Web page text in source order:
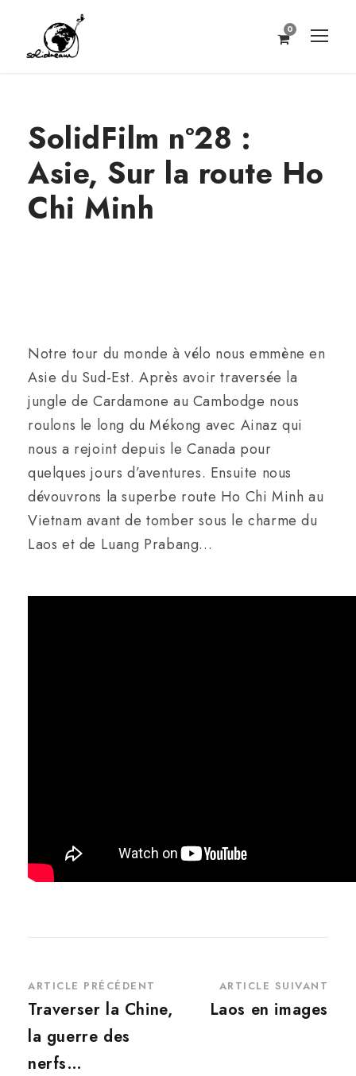
0
SolidFilm nº28 :
Asie, Sur la route Ho
Chi Minh
Notre tour du monde à vélo nous emmène en
Asie du Sud-Est. Après avoir traversée la
jungle de Cardamone au Cambodge nous
roulons le long du Mékong avec Ainaz qui
nous a rejoint depuis le Canada pour
quelques jours d’aventures. Ensuite nous
dévouvrons la superbe route Ho Chi Minh au
Vietnam avant de tomber sous le charme du
Laos et de Luang Prabang…
ARTICLE PRÉCÉDENT
Traverser la Chine,
la guerre des
nerfs…
ARTICLE SUIVANT
Laos en images